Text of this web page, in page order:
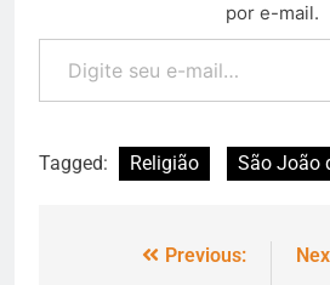
por e-mail.
Tagged: Religião São João
Previous: